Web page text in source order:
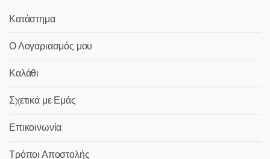
Κατάστημα
Ο Λογαριασμός μου
Καλάθι
Σχετικά με Εμάς
Επικοινωνία
Τρόποι Αποστολής